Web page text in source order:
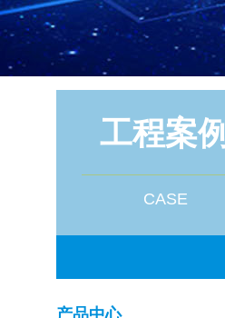
工程案例
CASE
产品中心